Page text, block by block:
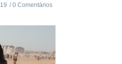
0 Comentários